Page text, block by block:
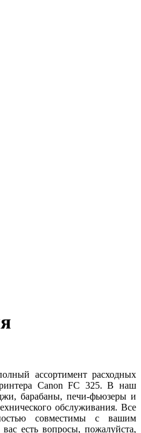
ассортимент расходных
Canon FC 325. В наш
барабаны, печи-фьюзеры и
обслуживания. Все
совместимы с вашим
есть вопросы, пожалуйста,